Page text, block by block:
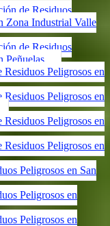
de Residuos
Zona Industrial Valle
de Residuos
Peñuelas
Residuos Peligrosos en
Residuos Peligrosos en
Residuos Peligrosos en
Residuos Peligrosos en
Peligrosos en San
Peligrosos en
Peligrosos en